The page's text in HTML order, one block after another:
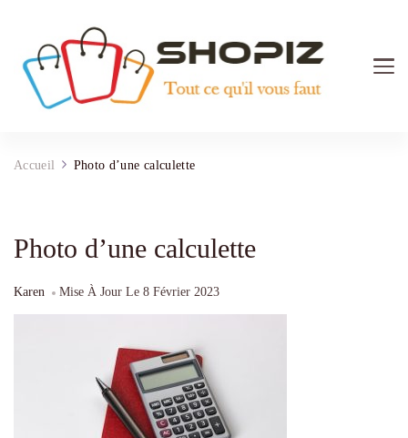
Accueil Photo d’une calculette
Photo d’une calculette
Karen Mise À Jour Le 8 Février 2023